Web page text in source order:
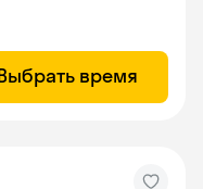
время